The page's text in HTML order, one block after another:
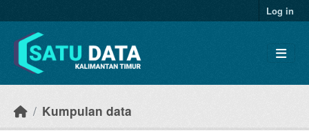
Log in
Kumpulan data